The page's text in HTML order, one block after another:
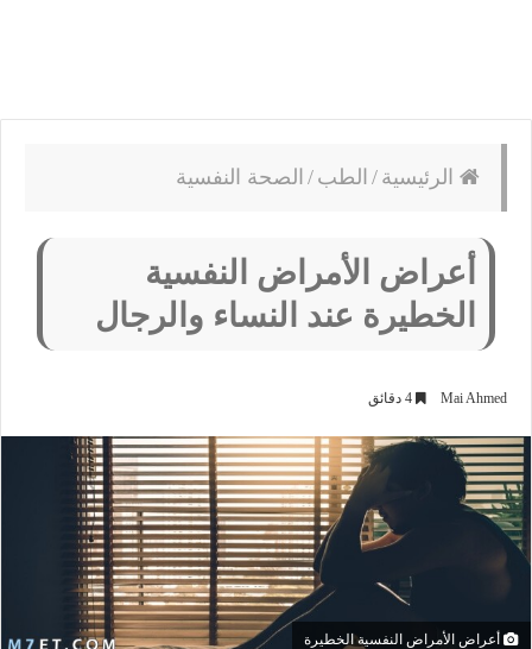
الرئيسية / الطب / الصحة النفسية
أعراض الأمراض النفسية
الخطيرة عند النساء والرجال
Mai Ahmed
أعراض الأمراض النفسية الخطيرة